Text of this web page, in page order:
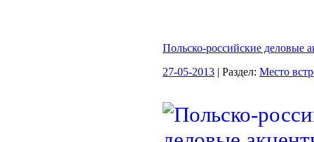
Польско-российские деловые
27-05-2013 | Раздел: Место